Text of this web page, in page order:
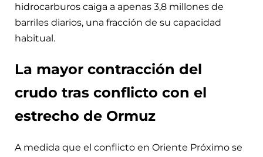
hidrocarburos caiga a apenas 3,8 millones de
barriles diarios, una fracción de su capacidad
habitual.
La mayor contracción del
crudo tras conflicto con el
estrecho de Ormuz
A medida que el conflicto en Oriente Próximo se